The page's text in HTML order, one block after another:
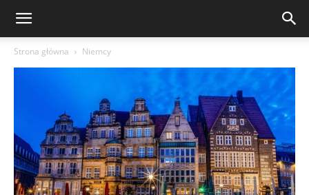
Strona główna Niemcy